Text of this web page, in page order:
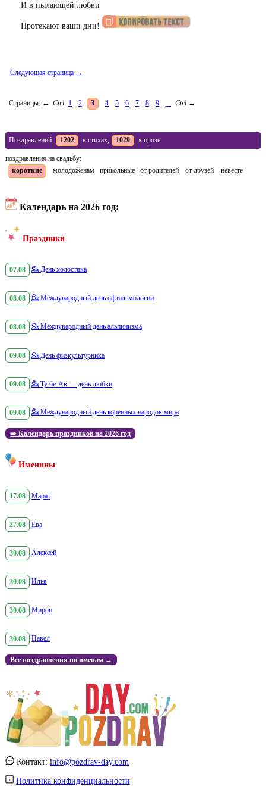
И в пылающей любви
Протекают ваши дни!
Следующая страница →
Страницы: ← Ctrl 1 2 3 4 5 6 7 8 9 ... Ctrl →
Поздравлений: 1202 в стихах, 1029 в прозе.
поздравления на свадьбу:
короткие
молодоженам прикольные от родителей от друзей невесте
Календарь на 2026 год:
Праздники
07.08 💁 День холостяка
08.08 💁 Международный день офтальмологии
08.08 💁 Международный день альпинизма
09.08 💁 День физкультурника
09.08 💁 Ту бе-Ав — день любви
09.08 💁 Международный день коренных народов мира
➡️ Календарь праздников на 2026 год
Именины
17.08 Марат
27.08 Ева
30.08 Алексей
30.08 Илья
30.08 Мирон
30.08 Павел
Все поздравления по именам →
Контакт: info@pozdrav-day.com
Политика конфиденциальности